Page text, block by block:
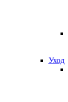
Уход